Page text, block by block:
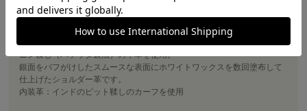
テムとしても、ビジネスシーンにも活躍します。
〈素材の特性・メリット〉鞣し加工：イタリア 鞣しの種類：タンニ
ニン鞣し（バケッタ製法）の牛革を使用。
銀面をバフがけしたスムースな表面にホワイトワックスを数回塗布して
仕上げたショルダー革です。
内装革：インドのピット鞣しのカーフを使用